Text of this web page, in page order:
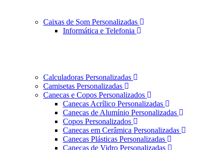
Caixas de Som Personalizadas
Informática e Telefonia
Calculadoras Personalizadas
Camisetas Personalizadas
Canecas e Copos Personalizados
Canecas Acrílico Personalizadas
Canecas de Alumínio Personalizadas
Copos Personalizados
Canecas em Cerâmica Personalizadas
Canecas Plásticas Personalizadas
Canecas de Vidro Personalizadas